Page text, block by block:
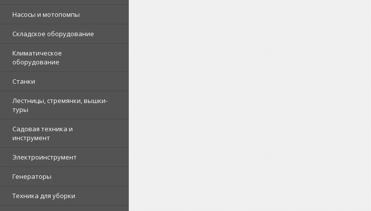
Насосы и мотопомпы
Складское оборудование
Климатическое
оборудование
Станки
Лестницы, стремянки, вышки-
туры
Садовая техника и
инструмент
Электроинструмент
Генераторы
Техника для уборки